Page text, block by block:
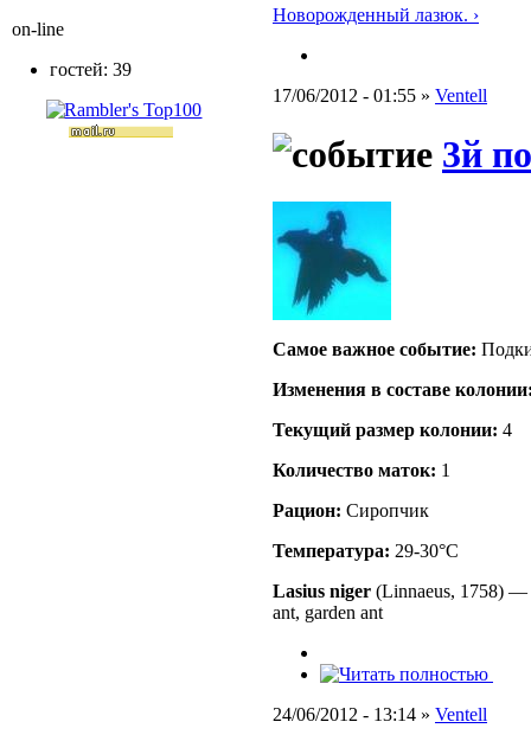
Новорожденный лазюк. ›
17/06/2012 - 01:55 » Ventell
3й
Самое важное событие:
Изменения в составе
Текущий размер кoлонии: 4
Количество маток: 1
Рацион: Сиропчик
Температура: 29-30°C
Lasius niger (Linnaeus, 1758) —
ant, garden ant
24/06/2012 - 13:14 » Ventell
on-line
гостей: 39